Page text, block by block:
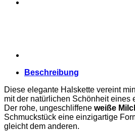
Beschreibung
Diese elegante Halskette vereint
mit der natürlichen Schönheit eines
Der rohe, ungeschliffene weiße
Schmuckstück eine einzigartige
gleicht dem anderen.